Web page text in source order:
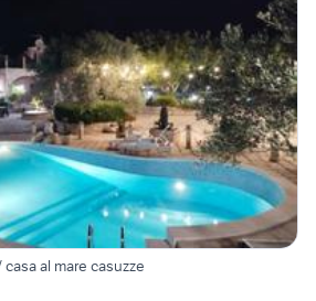
al mare casuzze